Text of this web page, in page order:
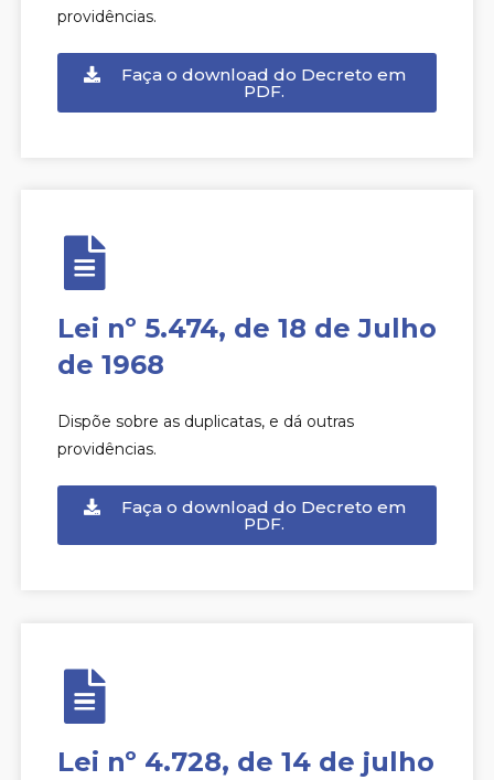
providências.
Faça o download do Decreto em
PDF.
Lei nº 5.474, de 18 de Julho
de 1968
Dispõe sobre as duplicatas, e dá outras
providências.
Faça o download do Decreto em
PDF.
Lei nº 4.728, de 14 de julho